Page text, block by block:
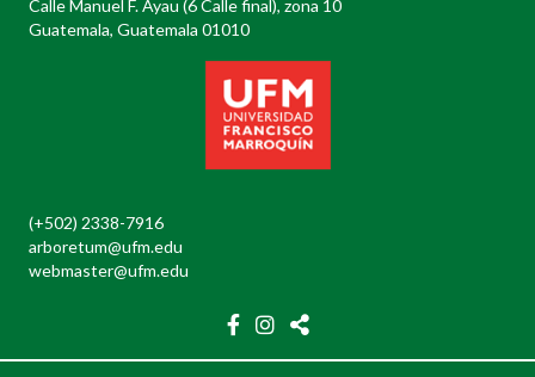
Calle Manuel F. Ayau (6 Calle final), zona 10
Guatemala, Guatemala 01010
(+502) 2338-7916
arboretum@ufm.edu
webmaster@ufm.edu